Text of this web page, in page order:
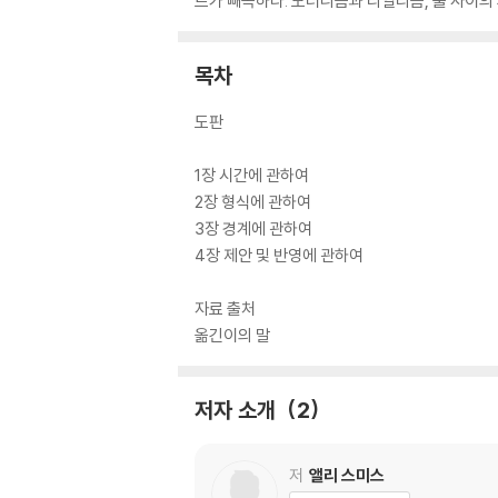
목차
도판
1장 시간에 관하여
2장 형식에 관하여
3장 경계에 관하여
4장 제안 및 반영에 관하여
자료 출처
옮긴이의 말
저자 소개 2
저 앨리 스미스